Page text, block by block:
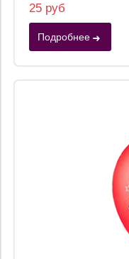
25 руб
Подробнее